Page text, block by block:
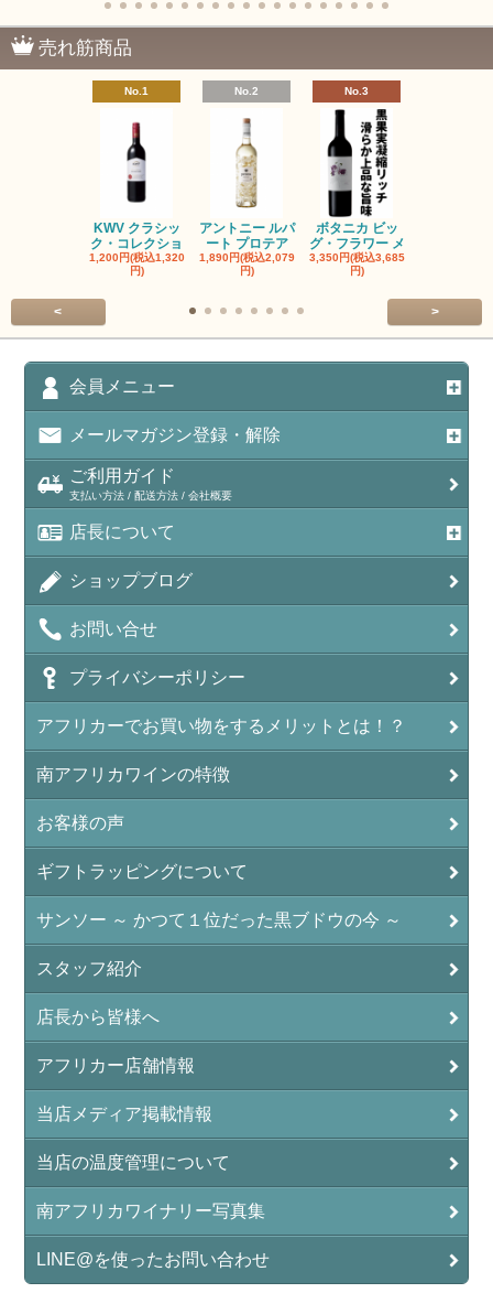
売れ筋商品
No.1
KWV クラシッ
ク・コレクショ
1,200円(税込1,320
円)
No.2
アントニー ルパ
ート プロテア
1,890円(税込2,079
円)
No.3
ボタニカ ビッ
グ・フラワー メ
3,350円(税込3,685
円)
< >
会員メニュー
メールマガジン登録・解除
ご利用ガイド
支払い方法 / 配送方法 / 会社概要
店長について
ショップブログ
お問い合せ
プライバシーポリシー
アフリカーでお買い物をするメリットとは！？
南アフリカワインの特徴
お客様の声
ギフトラッピングについて
サンソー ～ かつて１位だった黒ブドウの今 ～
スタッフ紹介
店長から皆様へ
アフリカー店舗情報
当店メディア掲載情報
当店の温度管理について
南アフリカワイナリー写真集
LINE@を使ったお問い合わせ